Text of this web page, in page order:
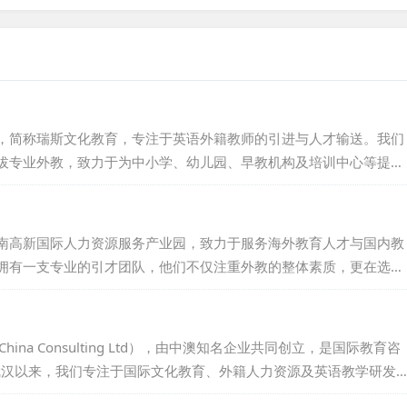
简称瑞斯文化教育，专注于英语外籍教师的引进与人才输送。我们
业外教，致力于为中小学、幼儿园、早教机构及培训中心等提供
多学校及机构输送了大批优秀外籍教师，积累了丰富的选聘经验。
中西方教育与文化的交流，助力其健康发展。如今，我们已在广
全国多地提供外教服务，期待...
高新国际人力资源服务产业园，致力于服务海外教育人才与国内教
一支专业的引才团队，他们不仅注重外教的整体素质，更在选拔
标准。我们的目标，是减轻用才机构的用人压力，降低用人风险，
山东海德，愿与您携手共创美好未来，共同书写国际教育的华
Consulting Ltd），由中澳知名企业共同创立，是国际教育咨
以来，我们专注于国际文化教育、外籍人力资源及英语教学研发
里斯班，我们也设有分支机构，拓展全球视野。经过多年努力，我